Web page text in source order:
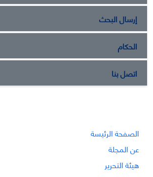
إرسال البحث
الحكام
اتصل بنا
الصفحة الرئيسة
عن المجلة
هيئة التحرير